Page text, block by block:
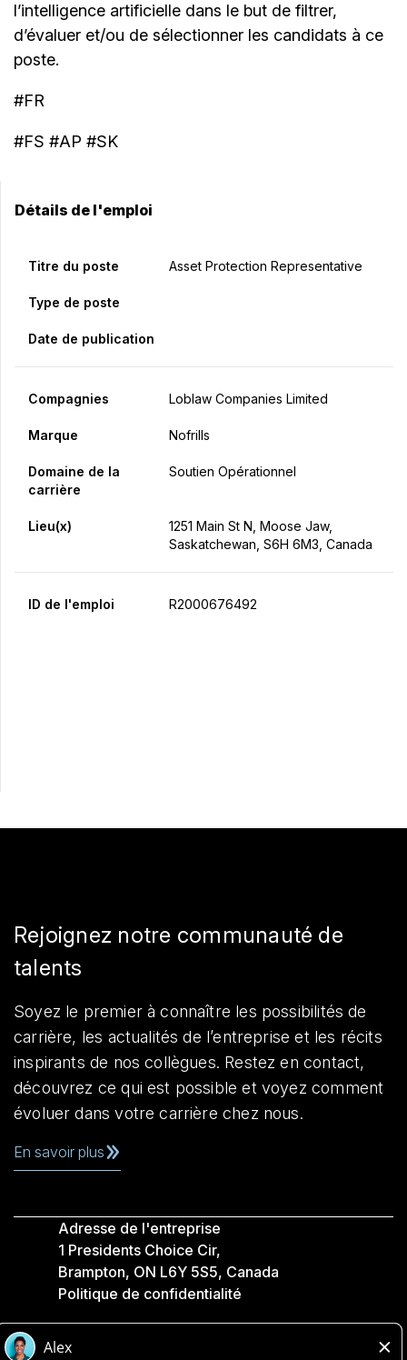
l’intelligence artificielle dans le but de filtrer,
d’évaluer et/ou de sélectionner les candidats à ce
poste.
#FR
#FS #AP #SK
Détails de l'emploi
Titre du poste Asset Protection Representative
Type de poste
Date de publication
Compagnies Loblaw Companies Limited
Marque Nofrills
Domaine de la
carrière
Soutien Opérationnel
Lieu(x)
1251 Main St N, Moose Jaw,
Saskatchewan, S6H 6M3, Canada
ID de l'emploi R2000676492
Rejoignez notre communauté de
talents
Soyez le premier à connaître les possibilités de
carrière, les actualités de l’entreprise et les récits
inspirants de nos collègues. Restez en contact,
découvrez ce qui est possible et voyez comment
évoluer dans votre carrière chez nous.
En savoir plus
Adresse de l'entreprise
1 Presidents Choice Cir,
Brampton, ON L6Y 5S5, Canada
Politique de confidentialité